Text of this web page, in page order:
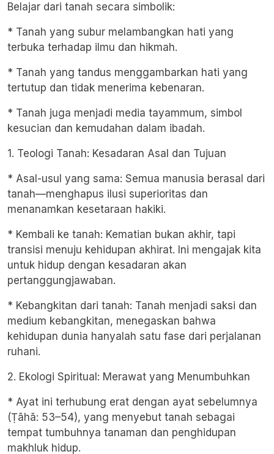
Belajar dari tanah secara simbolik:
* Tanah yang subur melambangkan hati yang
terbuka terhadap ilmu dan hikmah.
* Tanah yang tandus menggambarkan hati yang
tertutup dan tidak menerima kebenaran.
* Tanah juga menjadi media tayammum, simbol
kesucian dan kemudahan dalam ibadah.
1. Teologi Tanah: Kesadaran Asal dan Tujuan
* Asal-usul yang sama: Semua manusia berasal dari
tanah—menghapus ilusi superioritas dan
menanamkan kesetaraan hakiki.
* Kembali ke tanah: Kematian bukan akhir, tapi
transisi menuju kehidupan akhirat. Ini mengajak kita
untuk hidup dengan kesadaran akan
pertanggungjawaban.
* Kebangkitan dari tanah: Tanah menjadi saksi dan
medium kebangkitan, menegaskan bahwa
kehidupan dunia hanyalah satu fase dari perjalanan
ruhani.
2. Ekologi Spiritual: Merawat yang Menumbuhkan
* Ayat ini terhubung erat dengan ayat sebelumnya
(Ṭāhā: 53–54), yang menyebut tanah sebagai
tempat tumbuhnya tanaman dan penghidupan
makhluk hidup.